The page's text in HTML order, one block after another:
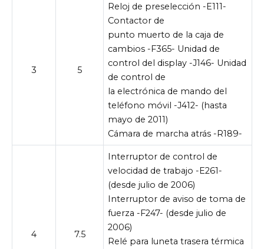
3 5
Reloj de preselección -E111-
Contactor de
punto muerto de la caja de
cambios -F365- Unidad de
control del display -J146- Unidad
de control de
la electrónica de mando del
teléfono móvil -J412- (hasta
mayo de 2011)
Cámara de marcha atrás -R189-
4 7.5
Interruptor de control de
velocidad de trabajo -E261-
(desde julio de 2006)
Interruptor de aviso de toma de
fuerza -F247- (desde julio de
2006)
Relé para luneta trasera térmica